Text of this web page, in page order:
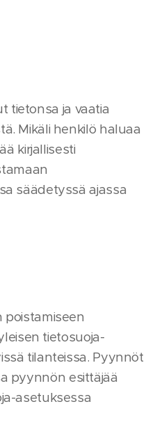
tietonsa ja vaatia
Mikäli henkilö haluaa
kirjallisesti
säädetyssä ajassa
poistamiseen
tietosuoja-
tilanteissa. Pyynnöt
pyynnön esittäjää
asetuksessa